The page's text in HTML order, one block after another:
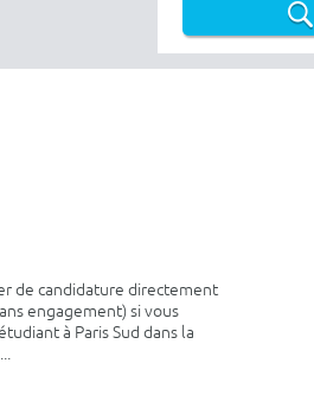
de candidature directement
engagement) si vous
à Paris Sud dans la